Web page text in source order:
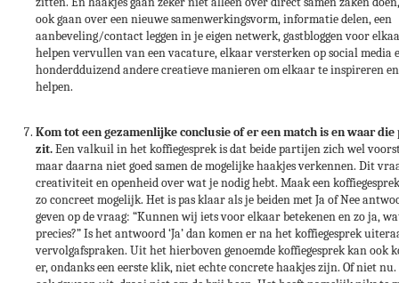
ook gaan over een nieuwe samenwerkingsvorm, informatie delen, een
aanbeveling/contact leggen in je eigen netwerk, gastbloggen voor
helpen vervullen van een vacature, elkaar versterken op social media
honderdduizend andere creatieve manieren om elkaar te inspireren
helpen.
Kom tot een gezamenlijke conclusie of er een match is en waar die
zit.Een valkuil in het koffiegesprek is dat beide partijen zich wel
maar daarna niet goed samen de mogelijke haakjes verkennen. Dit
creativiteit en openheid over wat je nodig hebt. Maak een
zo concreet mogelijk. Het is pas klaar als je beiden met Ja of Nee
geven op de vraag: “Kunnen wij iets voor elkaar betekenen en zo ja,
precies?” Is het antwoord ‘Ja’ dan komen er na het koffiegesprek
vervolgafspraken. Uit het hierboven genoemde koffiegesprek kan ook
er, ondanks een eerste klik, niet echte concrete haakjes zijn. Of niet nu.